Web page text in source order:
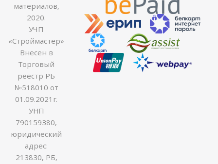
материалов,
2020.
УЧП
«Строймастер»
Внесен в
Торговый
реестр РБ
№518010 от
01.09.2021г.
УНП
790159380,
юридический
адрес:
213830, РБ,